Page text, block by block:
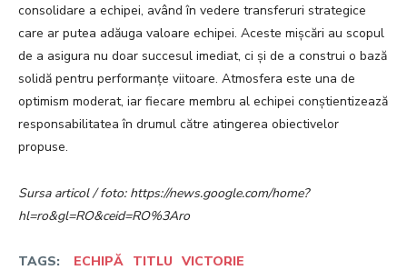
consolidare a echipei, având în vedere transferuri strategice
care ar putea adăuga valoare echipei. Aceste mișcări au scopul
de a asigura nu doar succesul imediat, ci și de a construi o bază
solidă pentru performanțe viitoare. Atmosfera este una de
optimism moderat, iar fiecare membru al echipei conștientizează
responsabilitatea în drumul către atingerea obiectivelor
propuse.
Sursa articol / foto: https://news.google.com/home?
hl=ro&gl=RO&ceid=RO%3Aro
TAGS: ECHIPĂ TITLU VICTORIE